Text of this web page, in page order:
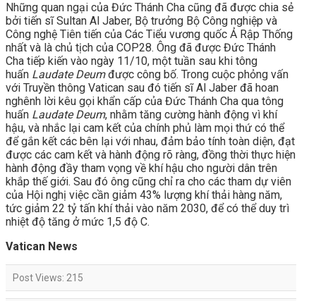
Những quan ngại của Đức Thánh Cha cũng đã được chia sẻ
bởi tiến sĩ Sultan Al Jaber, Bộ trưởng Bộ Công nghiệp và
Công nghệ Tiên tiến của Các Tiểu vương quốc Ả Rập Thống
nhất và là chủ tịch của COP28. Ông đã được Đức Thánh
Cha tiếp kiến vào ngày 11/10, một tuần sau khi tông
huấn Laudate Deumđược công bố. Trong cuộc phỏng vấn
với Truyền thông Vatican sau đó tiến sĩ Al Jaber đã hoan
nghênh lời kêu gọi khẩn cấp của Đức Thánh Cha qua tông
huấn Laudate Deum, nhằm tăng cường hành động vì khí
hậu, và nhắc lại cam kết của chính phủ làm mọi thứ có thể
để gắn kết các bên lại với nhau, đảm bảo tính toàn diện, đạt
được các cam kết và hành động rõ ràng, đồng thời thực hiện
hành động đầy tham vọng về khí hậu cho người dân trên
khắp thế giới. Sau đó ông cũng chỉ ra cho các tham dự viên
của Hội nghị việc cần giảm 43% lượng khí thải hàng năm,
tức giảm 22 tỷ tấn khí thải vào năm 2030, để có thể duy trì
nhiệt độ tăng ở mức 1,5 độ C.
Vatican News
Post Views: 215